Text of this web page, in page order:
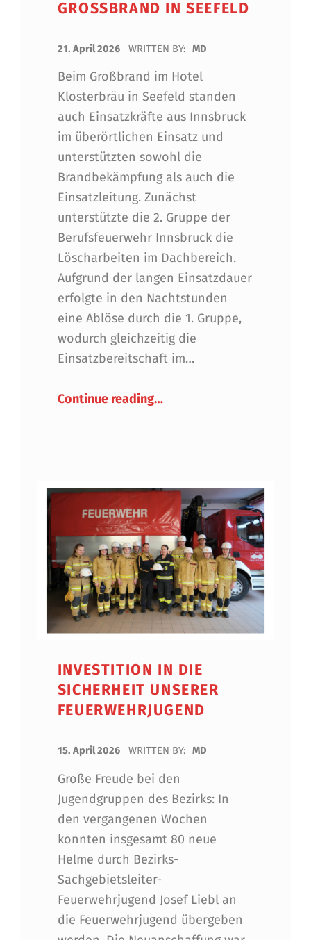
GROSSBRAND IN SEEFELD
21. April 2026 WRITTEN BY: MD
Beim Großbrand im Hotel
Klosterbräu in Seefeld standen
auch Einsatzkräfte aus Innsbruck
im überörtlichen Einsatz und
unterstützten sowohl die
Brandbekämpfung als auch die
Einsatzleitung. Zunächst
unterstützte die 2. Gruppe der
Berufsfeuerwehr Innsbruck die
Löscharbeiten im Dachbereich.
Aufgrund der langen Einsatzdauer
erfolgte in den Nachtstunden
eine Ablöse durch die 1. Gruppe,
wodurch gleichzeitig die
Einsatzbereitschaft im…
Continue reading…
INVESTITION IN DIE
SICHERHEIT UNSERER
FEUERWEHRJUGEND
15. April 2026 WRITTEN BY: MD
Große Freude bei den
Jugendgruppen des Bezirks: In
den vergangenen Wochen
konnten insgesamt 80 neue
Helme durch Bezirks-
Sachgebietsleiter-
Feuerwehrjugend Josef Liebl an
die Feuerwehrjugend übergeben